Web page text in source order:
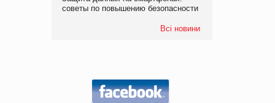
советы по повышению безопасности
Всі новини